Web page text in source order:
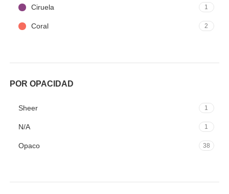
Ciruela 1
Coral 2
Lila 1
Marrón
3
4
3
POR OPACIDAD
Sheer 1
N/A 1
Opaco 38